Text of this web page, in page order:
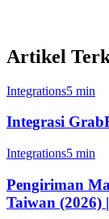
Artikel
Integrations5 min
Integrasi
Integrations5 min
Pengiriman
Taiwan